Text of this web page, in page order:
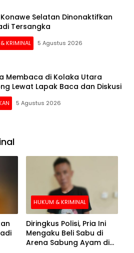
Selatan Dinonaktifkan
Tersangka
KRIMINAL 5 Agustus 2026
Membaca di Kolaka Utara
Lewat Lapak Baca dan Diskusi
5 Agustus 2026
HUKUM & KRIMINAL
Diringkus Polisi, Pria Ini
Mengaku Beli Sabu di
Arena Sabung Ayam di